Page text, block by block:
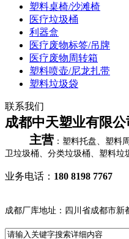
塑料桌椅/沙滩椅
医疗垃圾桶
利器盒
医疗废物标签/吊牌
医疗废物周转箱
塑料喷壶/尼龙扎带
塑料垃圾袋
联系我们
成都中天塑业有限公
主营 ：塑料托盘、塑料
卫垃圾桶、分类垃圾桶、塑料垃
业务电话： 180 8198 7767
成都厂库地址：四川省成都市新